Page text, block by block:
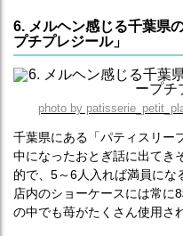
6. メルヘン感じる千葉県
プチプレジール」
photo by
千葉県にある「パティスリー
中になったおとぎ話に出てき
的で、5～6人入れば満員にな
店内のショーケースには常に
の中でも苺がたくさん使用さ